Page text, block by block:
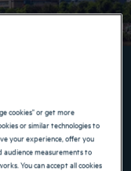
cookies" or get more
or similar technologies to
your experience, offer you
measurements to
You can accept all cookies